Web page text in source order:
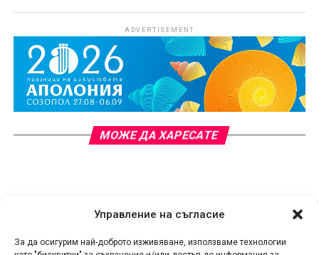
Управление на съгласие
За да осигурим най-доброто изживяване, използваме технологии
ADVERTISEMENT
МОЖЕ ДА ХАРЕСАТЕ